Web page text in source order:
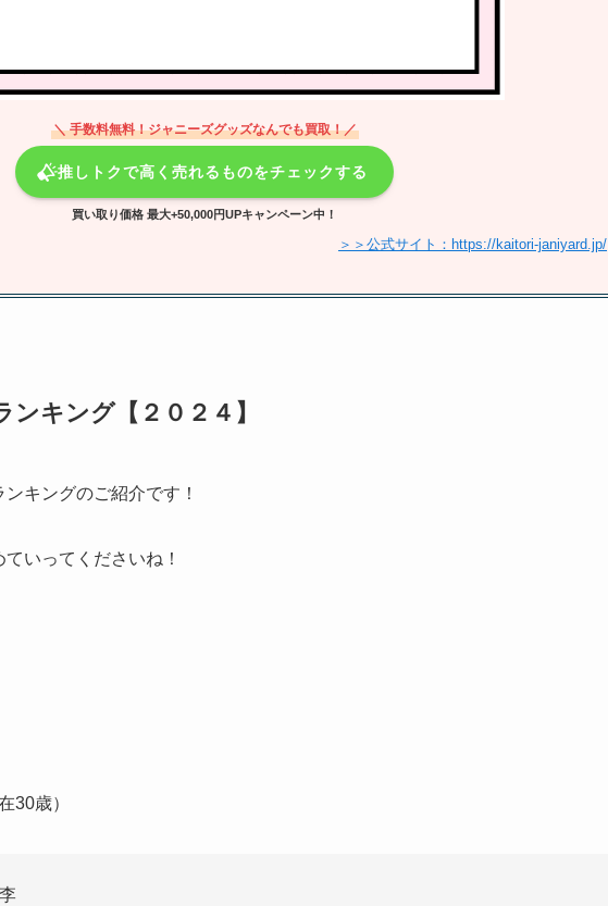
＼ 手数料無料！ジャニーズグッズなんでも買取！／
推しトクで高く売れるものをチェックする
買い取り価格 最大+50,000円UPキャンペーン中！
＞＞公式サイト：https://kaitori-janiyard.jp/
キング【２０２４】
キングのご紹介です！
いってくださいね！
30歳）